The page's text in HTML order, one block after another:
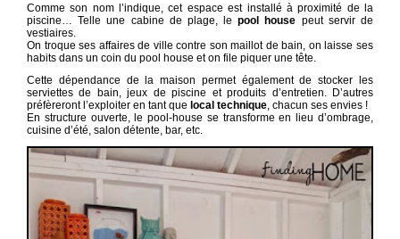
Comme son nom l’indique, cet espace est installé à proximité de la
piscine… Telle une cabine de plage, lepool house peut servir de
vestiaires.
On troque ses affaires de ville contre son maillot de bain, on laisse ses
habits dans un coin du pool house et on file piquer une tête.
Cette dépendance de la maison permet également de stocker les
serviettes de bain, jeux de piscine et produits d’entretien. D’autres
préfèreront l’exploiter en tant que local technique , chacun ses envies !
En structure ouverte, le pool-house se transforme en lieu d’ombrage,
cuisine d’été, salon détente, bar, etc.